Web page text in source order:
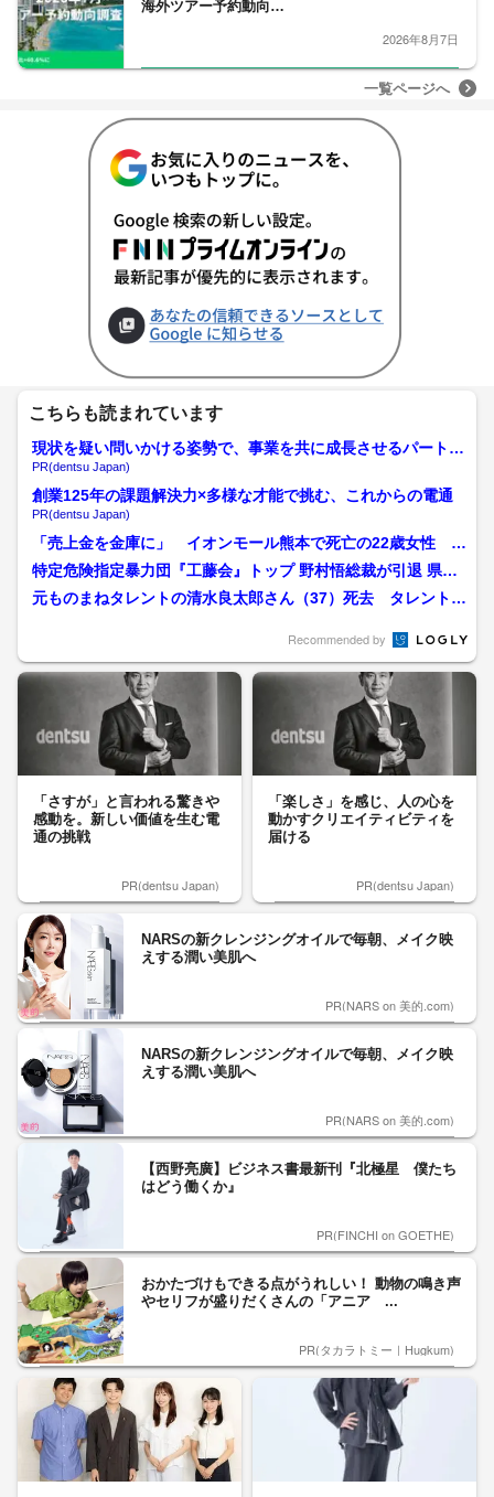
海外ツアー予約動向…
2026年8月7日
一覧ページへ
こちらも読まれています
現状を疑い問いかける姿勢で、事業を共に成長させるパートナ
ーへ
PR(dentsu Japan)
創業125年の課題解決力×多様な才能で挑む、これからの電通
PR(dentsu Japan)
「売上金を金庫に」 イオンモール熊本で死亡の22歳女性 勤
務店運営会社の指示受け...
特定危険指定暴力団『工藤会』トップ 野村悟総裁が引退 県公
安委員会が公示 工藤会...
元ものまねタレントの清水良太郎さん（37）死去 タレント・
Recommended by
「さすが」と言われる驚きや
感動を。新しい価値を生む電
通の挑戦
PR(dentsu Japan)
「楽しさ」を感じ、人の心を
動かすクリエイティビティを
届ける
PR(dentsu Japan)
NARSの新クレンジングオイルで毎朝、メイク映
えする潤い美肌へ
PR(NARS on 美的.com)
NARSの新クレンジングオイルで毎朝、メイク映
えする潤い美肌へ
PR(NARS on 美的.com)
【西野亮廣】ビジネス書最新刊『北極星 僕たち
はどう働くか』
PR(FINCHI on GOETHE)
おかたづけもできる点がうれしい！ 動物の鳴き声
やセリフが盛りだくさんの「アニア ...
PR(タカラトミー｜Hugkum)